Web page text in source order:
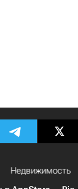
Недвижимость